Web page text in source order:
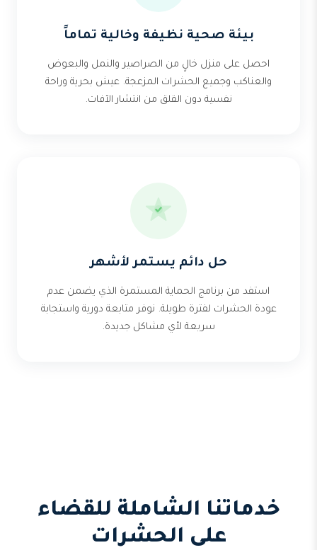
بيئة صحية نظيفة وخالية تماماً
احصل على منزل خالٍ من الصراصير والنمل والبعوض
والعناكب وجميع الحشرات المزعجة. عيش بحرية وراحة
نفسية دون القلق من انتشار الآفات.
حل دائم يستمر لأشهر
استفد من برنامج الحماية المستمرة الذي يضمن عدم
عودة الحشرات لفترة طويلة. نوفر متابعة دورية واستجابة
سريعة لأي مشاكل جديدة.
خدماتنا الشاملة للقضاء
على الحشرات